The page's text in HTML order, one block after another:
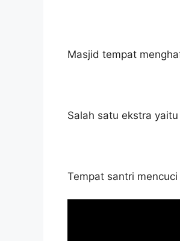
Masjid tempat
Salah satu ekstra
Tempat santri